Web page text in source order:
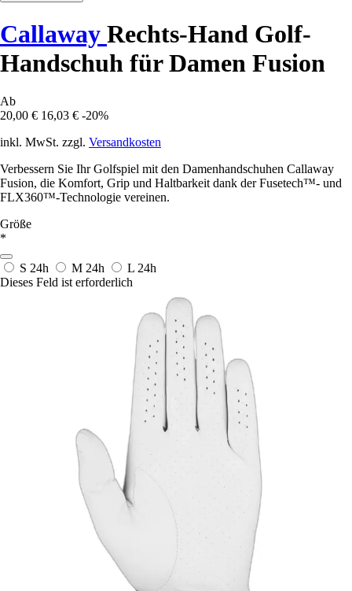
Callaway Rechts-Hand Golf-
Handschuh für Damen Fusion
Ab
20,00 € 16,03 € -20%
inkl. MwSt. zzgl. Versandkosten
Verbessern Sie Ihr Golfspiel mit den Damenhandschuhen Callaway
Fusion, die Komfort, Grip und Haltbarkeit dank der Fusetech™- und
FLX360™-Technologie vereinen.
Größe
*
S 24h M 24h L 24h
Dieses Feld ist erforderlich